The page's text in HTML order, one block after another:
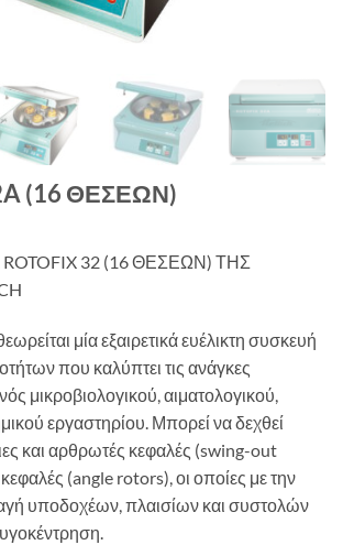
(16 ΘΕΣΕΩΝ)
32 (16 ΘΕΣΕΩΝ) ΤΗΣ
μία εξαιρετικά ευέλικτη συσκευή
που καλύπτει τις ανάγκες
μικροβιολογικού, αιματολογικού,
εργαστηρίου. Μπορεί να δεχθεί
και αρθρωτές κεφαλές (swing-out
(angle rotors), οι οποίες με την
υποδοχέων, πλαισίων και συστολών